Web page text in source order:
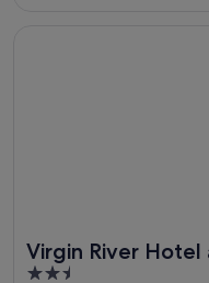
Virgin River Hotel
2.5